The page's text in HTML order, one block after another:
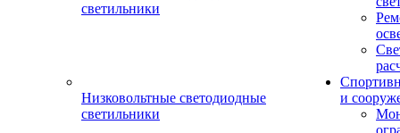
светильники
Низковольтные светодиодные
светильники
и